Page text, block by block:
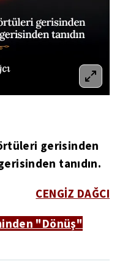
gerisinden
tanıdın.
CENGİZ DAĞCI
"Dönüş"